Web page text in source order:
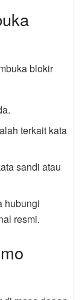
blokir
terkait kata
sandi atau
hubungi
resmi.